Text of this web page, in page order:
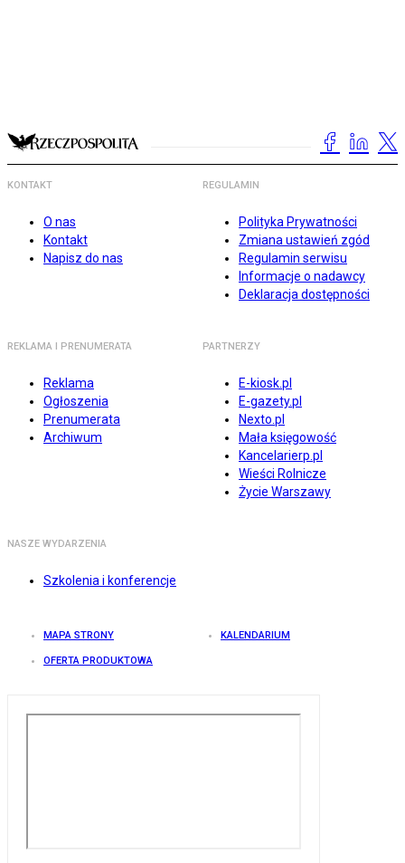
KONTAKT
O nas
Kontakt
Napisz do nas
REGULAMIN
Polityka Prywatności
Zmiana ustawień zgód
Regulamin serwisu
Informacje o nadawcy
Deklaracja dostępności
REKLAMA I PRENUMERATA
Reklama
Ogłoszenia
Prenumerata
Archiwum
PARTNERZY
E-kiosk.pl
E-gazety.pl
Nexto.pl
Mała księgowość
Kancelarierp.pl
Wieści Rolnicze
Życie Warszawy
NASZE WYDARZENIA
Szkolenia i konferencje
MAPA STRONY KALENDARIUM
OFERTA PRODUKTOWA